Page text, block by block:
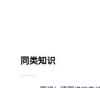
同类知识